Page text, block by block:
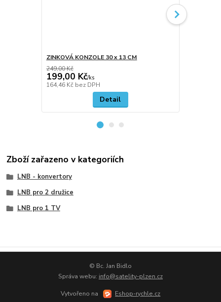
ZINKOVÁ KONZOLE 30 x 13 CM
249,00 Kč
199,00 Kč/ks
164,46 Kč bez DPH
Detail
Zboží zařazeno v kategoriích
LNB - konvertory
LNB pro 2 družice
LNB pro 1 TV
© Bc. Jan Bidlo
Správa webu: info@satelity-plzen.cz
Vytvořeno na Eshop-rychle.cz